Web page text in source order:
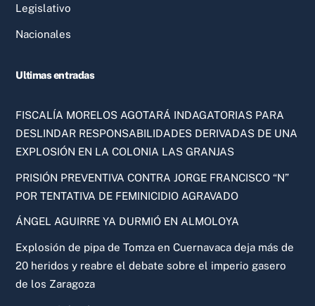
Legislativo
Nacionales
Ultimas entradas
FISCALÍA MORELOS AGOTARÁ INDAGATORIAS PARA
DESLINDAR RESPONSABILIDADES DERIVADAS DE UNA
EXPLOSIÓN EN LA COLONIA LAS GRANJAS
PRISIÓN PREVENTIVA CONTRA JORGE FRANCISCO “N”
POR TENTATIVA DE FEMINICIDIO AGRAVADO
ÁNGEL AGUIRRE YA DURMIÓ EN ALMOLOYA
Explosión de pipa de Tomza en Cuernavaca deja más de
20 heridos y reabre el debate sobre el imperio gasero
de los Zaragoza